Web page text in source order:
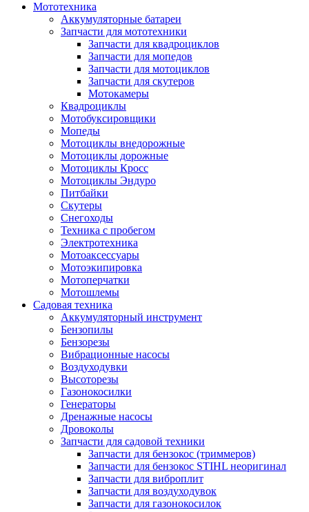
Мототехника
Аккумуляторные батареи
Запчасти для мототехники
Запчасти для квадроциклов
Запчасти для мопедов
Запчасти для мотоциклов
Запчасти для скутеров
Мотокамеры
Квадроциклы
Мотобуксировщики
Мопеды
Мотоциклы внедорожные
Мотоциклы дорожные
Мотоциклы Кросс
Мотоциклы Эндуро
Питбайки
Скутеры
Снегоходы
Техника с пробегом
Электротехника
Мотоаксессуары
Мотоэкипировка
Мотоперчатки
Мотошлемы
Садовая техника
Аккумуляторный инструмент
Бензопилы
Бензорезы
Вибрационные насосы
Воздуходувки
Высоторезы
Газонокосилки
Генераторы
Дренажные насосы
Дровоколы
Запчасти для садовой техники
Запчасти для бензокос (триммеров)
Запчасти для бензокос STIHL неоригинал
Запчасти для виброплит
Запчасти для воздуходувок
Запчасти для газонокосилок